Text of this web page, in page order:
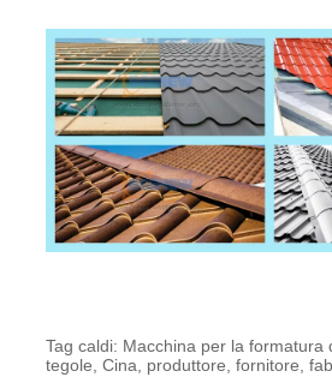
Tag caldi: Macchina per la formatura
tegole, Cina, produttore, fornitore,